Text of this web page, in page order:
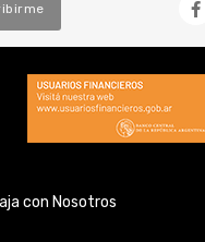
con Nosotros